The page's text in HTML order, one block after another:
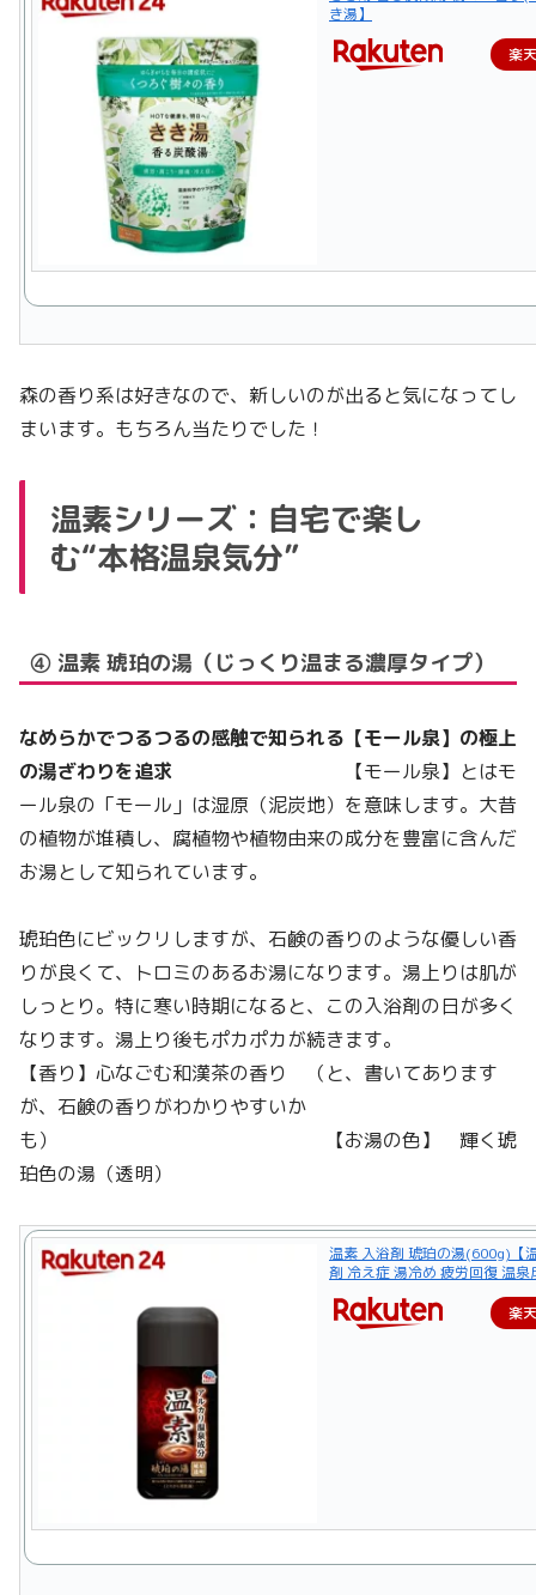
き湯】
楽
森の香り系は好きなので、新しいのが出ると気になってし
まいます。もちろん当たりでした！
温素シリーズ：自宅で楽し
む“本格温泉気分”
④ 温素 琥珀の湯（じっくり温まる濃厚タイプ）
なめらかでつるつるの感触で知られる【モール泉】の極上
の湯ざわりを追求 【モール泉】とはモ
ール泉の「モール」は湿原（泥炭地）を意味します。大昔
の植物が堆積し、腐植物や植物由来の成分を豊富に含んだ
お湯として知られています。
琥珀色にビックリしますが、石鹸の香りのような優しい香
りが良くて、トロミのあるお湯になります。湯上りは肌が
しっとり。特に寒い時期になると、この入浴剤の日が多く
なります。湯上り後もポカポカが続きます。
【香り】心なごむ和漢茶の香り （と、書いてあります
が、石鹸の香りがわかりやすいか
も） 【お湯の色】 輝く琥
珀色の湯（透明）
温素 入浴剤 琥珀の湯(600g)【
剤 冷え症 湯冷め 疲労回復 温泉
楽